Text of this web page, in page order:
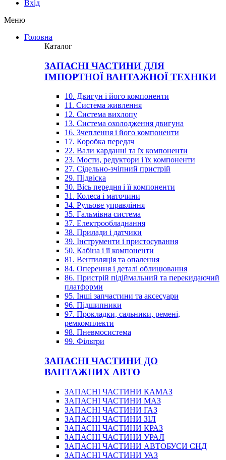
Вхiд
Меню
Головна
Каталог
ЗАПАСНІ ЧАСТИНИ ДЛЯ
ІМПОРТНОЇ ВАНТАЖНОЇ ТЕХНІКИ
10. Двигун і його компоненти
11. Система живлення
12. Система вихлопу
13. Система охолодження двигуна
16. Зчеплення і його компоненти
17. Коробка передач
22. Вали карданні та їх компоненти
23. Мости, редуктори і їх компоненти
27. Сідельно-зчіпний пристрій
29. Підвіска
30. Вісь передня і її компоненти
31. Колеса і маточини
34. Рульове управління
35. Гальмівна система
37. Електрообладнання
38. Прилади і датчики
39. Інструменти і пристосування
50. Кабіна і її компоненти
81. Вентиляція та опалення
84. Оперення і деталі облицювання
86. Пристрій підіймальний та перекидаючий
платформи
95. Інші запчастини та аксесуари
96. Підшипники
97. Прокладки, сальники, ремені,
ремкомплекти
98. Пневмосистема
99. Фільтри
ЗАПАСНІ ЧАСТИНИ ДО
ВАНТАЖНИХ АВТО
ЗАПАСНІ ЧАСТИНИ КАМАЗ
ЗАПАСНІ ЧАСТИНИ МАЗ
ЗАПАСНІ ЧАСТИНИ ГАЗ
ЗАПАСНІ ЧАСТИНИ ЗІЛ
ЗАПАСНІ ЧАСТИНИ КРАЗ
ЗАПАСНІ ЧАСТИНИ УРАЛ
ЗАПАСНІ ЧАСТИНИ АВТОБУСИ СНД
ЗАПАСНІ ЧАСТИНИ УАЗ